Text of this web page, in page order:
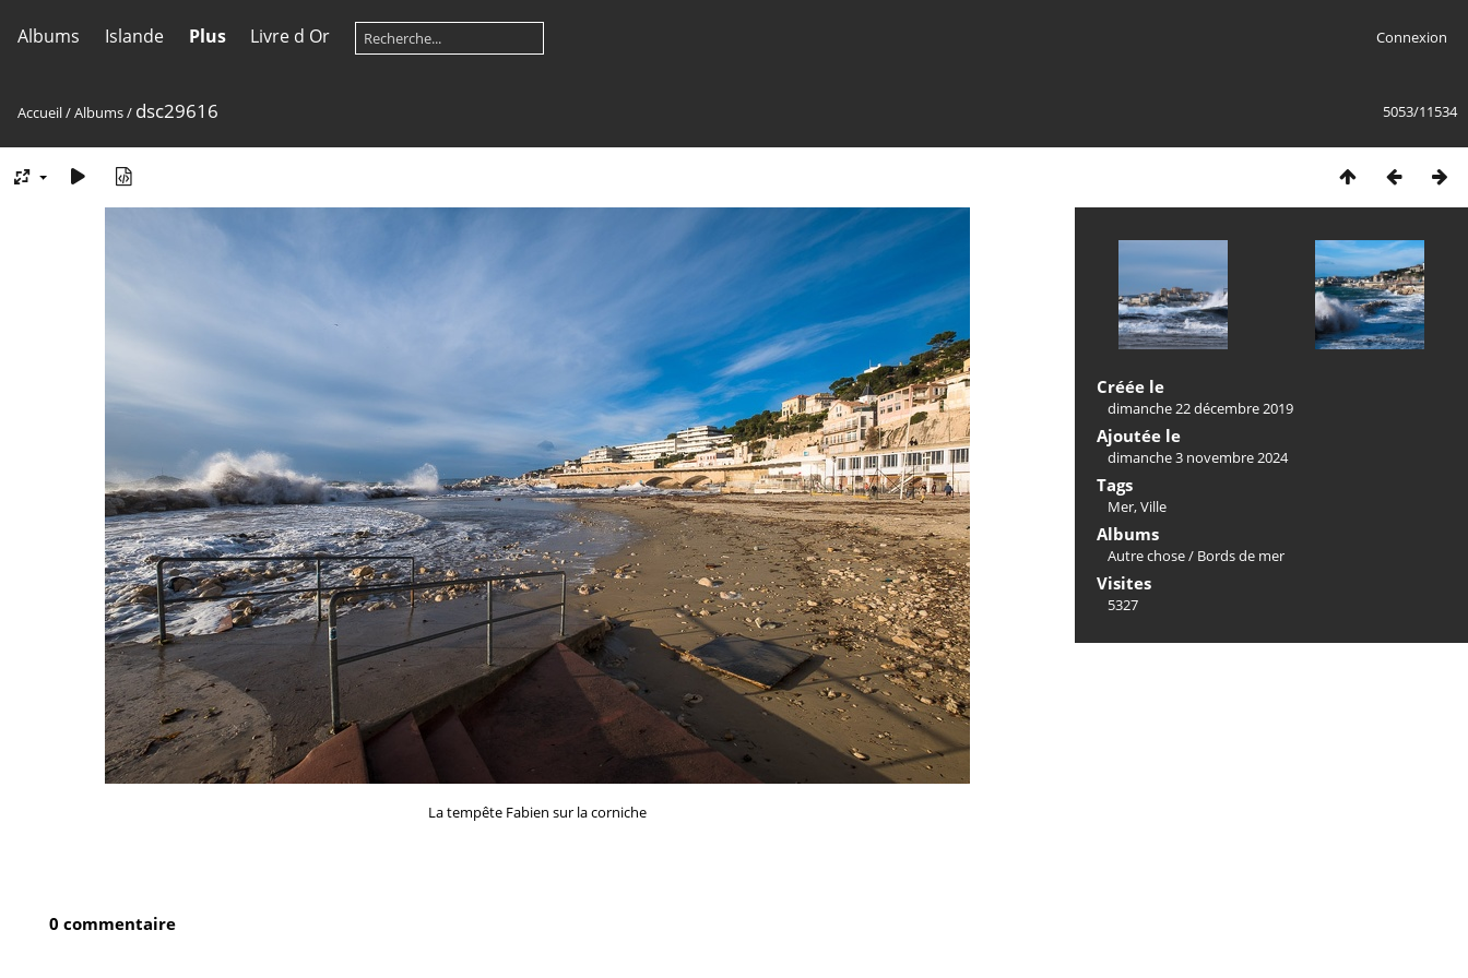
Albums Islande Plus Livre d Or Connexion
5053/11534
Accueil/Albums/ dsc29616
La tempête Fabien sur la corniche
Créée le
dimanche 22 décembre 2019
Ajoutée le
dimanche 3 novembre 2024
Tags
Mer,Ville
Albums
Autre chose/ Bords de mer
Visites
5327
0 commentaire